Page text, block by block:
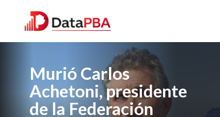
Murió Carlos
Achetoni, presidente
de la Federación